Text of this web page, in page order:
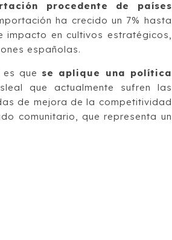
procedente de países
ha crecido un 7% hasta
impacto en cultivos estratégicos,
españolas.
que se aplique una política
que actualmente sufren las
de mejora de la competitividad
comunitario, que representa un